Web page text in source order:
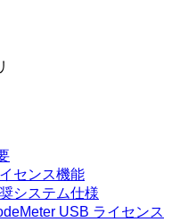
センス機能
システム仕様
USB ライセンス